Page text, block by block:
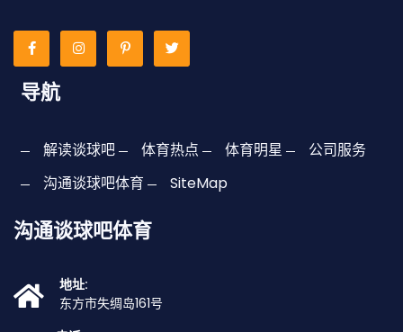
导航
解读谈球吧 体育热点 体育明星
公司服务
沟通谈球吧体育
SiteMap
沟通谈球吧体育
地址:
东方市失绸岛161号